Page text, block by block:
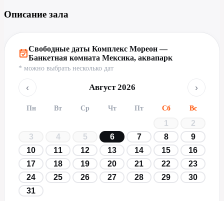
Описание зала
Свободные даты Комплекс Мореон —
Банкетная комната Мексика, аквапарк
* можно выбрать несколько дат
‹ Август 2026 ›
Пн Вт Ср Чт Пт Сб Вс
1
2
3
4 5 6 7 8
9
10
11 12 13 14 15
16
17
18 19 20 21 22
23
24
25 26 27 28 29
30
31